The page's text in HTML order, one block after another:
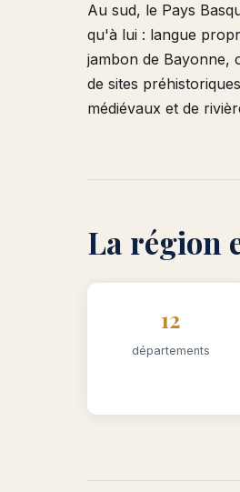
Au sud, le Pays
qu'à lui : langue
jambon de Bayonne,
de sites
médiévaux et de
La région
12
départements